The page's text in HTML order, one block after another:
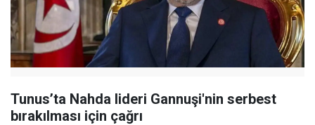
Tunus’ta Nahda lideri Gannuşi'nin serbest
bırakılması için çağrı